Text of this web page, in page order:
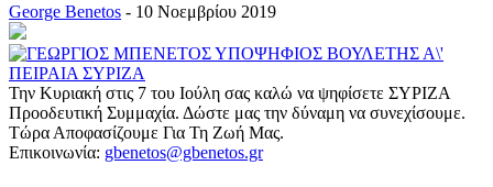
George Benetos - 10 Νοεμβρίου 2019
Την Κυριακή στις 7 του Ιούλη σας καλώ να ψηφίσετε ΣΥΡΙΖΑ
Προοδευτική Συμμαχία. Δώστε μας την δύναμη να συνεχίσουμε.
Τώρα Αποφασίζουμε Για Τη Ζωή Μας.
Επικοινωνία: gbenetos@gbenetos.gr